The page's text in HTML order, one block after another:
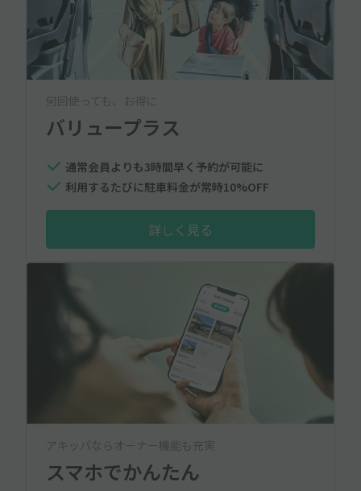
何回使っても、お得に
バリュープラス
通常会員よりも3時間早く予約が可能に
利用するたびに駐車料金が常時10%OFF
詳しく見る
アキッパならオーナー機能も充実
スマホでかんたん